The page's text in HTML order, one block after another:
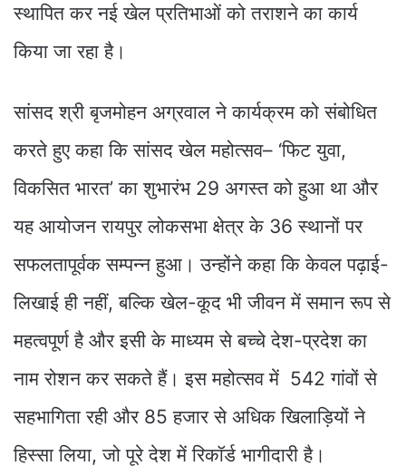
स्थापित कर नई खेल प्रतिभाओं को तराशने का कार्य
किया जा रहा है।
सांसद श्री बृजमोहन अग्रवाल ने कार्यक्रम को संबोधित
करते हुए कहा कि सांसद खेल महोत्सव– ‘फिट युवा,
विकसित भारत’ का शुभारंभ 29 अगस्त को हुआ था और
यह आयोजन रायपुर लोकसभा क्षेत्र के 36 स्थानों पर
सफलतापूर्वक सम्पन्न हुआ। उन्होंने कहा कि केवल पढ़ाई-
लिखाई ही नहीं, बल्कि खेल-कूद भी जीवन में समान रूप से
महत्वपूर्ण है और इसी के माध्यम से बच्चे देश-प्रदेश का
नाम रोशन कर सकते हैं। इस महोत्सव में 542 गांवों से
सहभागिता रही और 85 हजार से अधिक खिलाड़ियों ने
हिस्सा लिया, जो पूरे देश में रिकॉर्ड भागीदारी है।